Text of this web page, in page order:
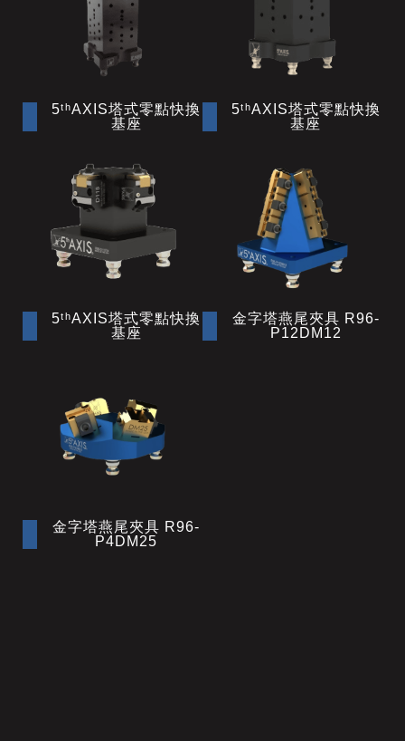
5ᵗʰAXIS塔式零點快換
基座
5ᵗʰAXIS塔式零點快換
基座
5ᵗʰAXIS塔式零點快換
基座
金字塔燕尾夾具 R96-
P12DM12
金字塔燕尾夾具 R96-
P4DM25